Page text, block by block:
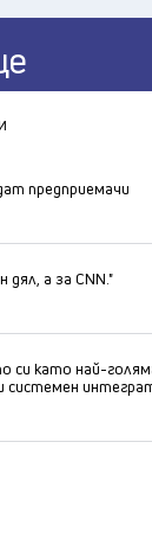
предприемачи
дял, а за CNN."
си като най-
системен